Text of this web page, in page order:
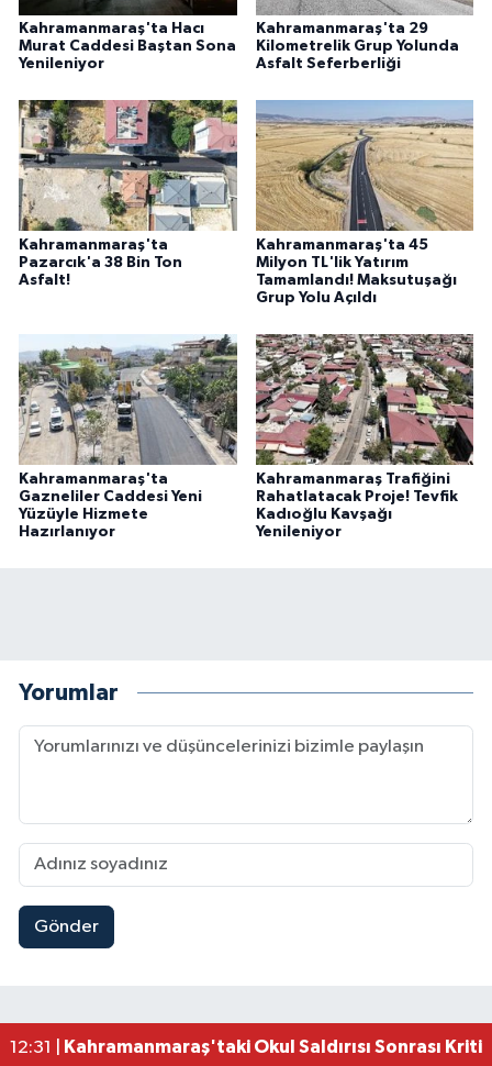
Kahramanmaraş'ta Hacı
Murat Caddesi Baştan Sona
Yenileniyor
Kahramanmaraş'ta 29
Kilometrelik Grup Yolunda
Asfalt Seferberliği
Kahramanmaraş'ta
Pazarcık'a 38 Bin Ton
Asfalt!
Kahramanmaraş'ta 45
Milyon TL'lik Yatırım
Tamamlandı! Maksutuşağı
Grup Yolu Açıldı
Kahramanmaraş'ta
Gazneliler Caddesi Yeni
Yüzüyle Hizmete
Hazırlanıyor
Kahramanmaraş Trafiğini
Rahatlatacak Proje! Tevfik
Kadıoğlu Kavşağı
Yenileniyor
Yorumlar
Gönder
15:22 |Kahramanmaraş'ta Şüpheli Ölüm! Uzman
12:31 |
Kahramanmaraş'taki Okul Saldırısı Sonrası